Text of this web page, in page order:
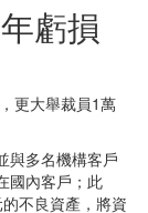
虧損
更大舉裁員1萬
與多名機構客戶
國內客戶；此
不良資產，將資